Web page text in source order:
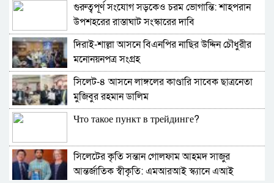
জকিগঞ্জে আইনের তোয়াক্কা নেই! খাসজমি দখল করে
নির্বিঘ্নে ভবন বানাচ্ছেন সোনাসার বাজার কমিটির নেতা
আলাউদ্দিন আলাই
বন্ধ থাকবে সিলেটের ৭টি এলাকায় দীর্ঘ ৯ ঘণ্টা বিদ্যুৎ
নিরাপত্তাহীনতায় লাভলুর পরিবার: সিলেটে সশস্ত্র
হামলায়, লুন্ঠিত অর্থ-স্বর্ণ
জলবায়ূ পরিবর্তনে হুমকির মুখে সিলেট
বৈশ্বিক জলবায়ু পরিবর্তনের বিরূপ প্রভাব-আমাদের
করণীয়
গুরুত্বপূর্ণ সংযোগ সড়কেও চরম ভোগান্তি: শাহপরান
উপশহরের রাস্তাঘাট সংস্কারের দাবি
দিরাই-শাল্লা আসনে বিএনপির নাছির উদ্দিন চৌধুরীর
মনোনয়নপত্র সংগ্রহ
সিলেট-৪ আসনে লাঙ্গলের কাণ্ডারি সাবেক ছাত্রনেতা
মুজিবুর রহমান ডালিম
Что такое пункт в трейдинге?
সিলেটের কৃতি সন্তান গোলফাম আহমদ সাজুর
আন্তর্জাতিক স্বীকৃতি: এমআরআই স্ক্যানে এআই